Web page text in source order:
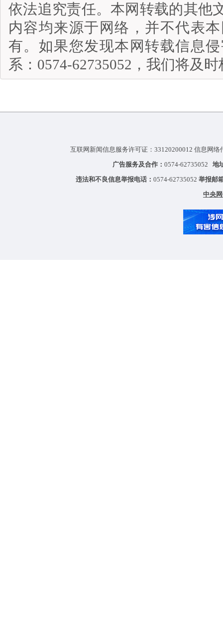
依法追究责任。本网转载的其他
内容均来源于网络，并不代表
有。如果您发现本网转载信息
系：0574-62735052，我们将及
互联网新闻信息服务许可证：33120200012 信息网
广告服务及合作： 0574-62735052 地
违法和不良信息举报电话： 0574-62735052 举报邮
中央